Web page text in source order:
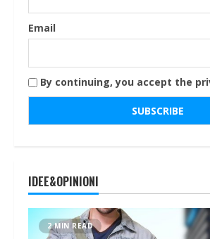
Email
By continuing, you accept the
IDEE&OPINIONI
2 MIN READ